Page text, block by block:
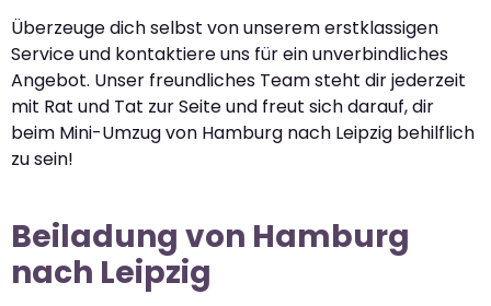
Überzeuge dich selbst von unserem erstklassigen
Service und kontaktiere uns für ein unverbindliches
Angebot. Unser freundliches Team steht dir jederzeit
mit Rat und Tat zur Seite und freut sich darauf, dir
beim Mini-Umzug von Hamburg nach Leipzig behilflich
zu sein!
Beiladung von Hamburg
nach Leipzig